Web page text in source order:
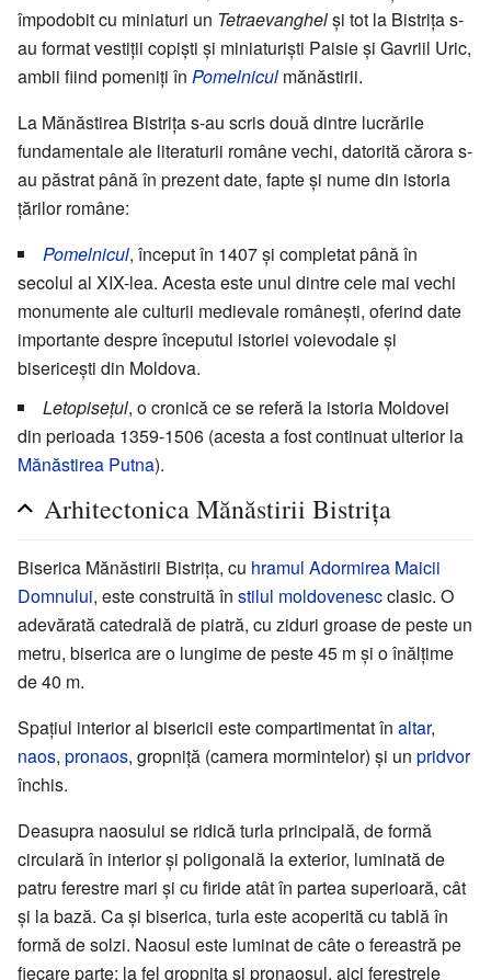
împodobit cu miniaturi un Tetraevanghelși tot la Bistrița s-
au format vestiții copiști și miniaturiști Paisie și Gavriil Uric,
ambii fiind pomeniți în Pomelnicul mănăstirii.
La Mănăstirea Bistrița s-au scris două dintre lucrările
fundamentale ale literaturii române vechi, datorită cărora s-
au păstrat până în prezent date, fapte și nume din istoria
țărilor române:
Pomelnicul, început în 1407 și completat până în
secolul al XIX-lea. Acesta este unul dintre cele mai vechi
monumente ale culturii medievale românești, oferind date
importante despre începutul istoriei voievodale și
bisericești din Moldova.
Letopisețul, o cronică ce se referă la istoria Moldovei
din perioada 1359-1506 (acesta a fost continuat ulterior la
Mănăstirea Putna).
Arhitectonica Mănăstirii Bistrița
Biserica Mănăstirii Bistrița, cu hramul Adormirea Maicii
Domnului, este construită în stilul moldovenescclasic. O
adevărată catedrală de piatră, cu ziduri groase de peste un
metru, biserica are o lungime de peste 45 m și o înălțime
de 40 m.
Spațiul interior al bisericii este compartimentat în altar,
naos, pronaos, gropniță (camera mormintelor) și un pridvor
închis.
Deasupra naosului se ridică turla principală, de formă
circulară în interior și poligonală la exterior, luminată de
patru ferestre mari și cu firide atât în partea superioară, cât
și la bază. Ca și biserica, turla este acoperită cu tablă în
formă de solzi. Naosul este luminat de câte o fereastră pe
fiecare parte; la fel gropnița și pronaosul, aici ferestrele